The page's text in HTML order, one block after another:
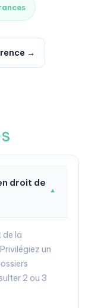
→
droit de
▼
de la
un
2 ou 3